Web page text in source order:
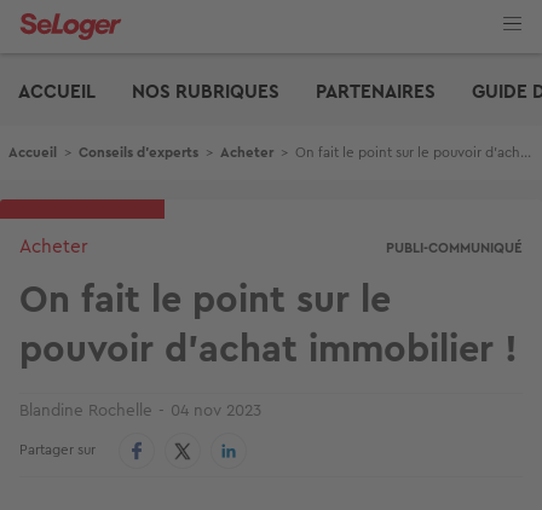
Aller
ACCUEIL
NOS RUBRIQUES PARTENAIRES GUIDE
Fil d'Ariane
Accueil > Conseils d'experts > Acheter > On fait le point sur le pouvoir d’achat immobilier !
PUBLI-COMMUNIQUÉ
Acheter
On fait le point sur le
pouvoir d’achat immobilier !
Blandine Rochelle 04 nov 2023
Partager sur